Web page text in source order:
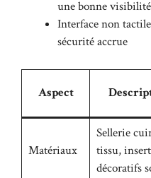
une bonne visibilité
Interface non
sécurité accrue
Aspect
Matériaux
Sellerie
tissu,
décoratifs